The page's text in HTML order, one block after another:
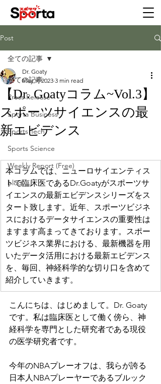
Post
全ての記事
Press Release
Sporta Business
Sports Tech
Sports Science
Weekly Report (Free)
blog
全ての記事
【Dr. Goatyコラム~Vol.3】
スポーツサイエンスの最
新エビデンス
Dr. Goaty
May 9, 2023 3 min read
本コラムでは、ニューロサイエンティス
トで臨床医であるDr.Goatyがスポーツサ
イエンスの最新エビデンスシリーズをス
タート致します。近年、スポーツビジネ
スにおけるデータサイエンスの重要性は
ますます高まってきております。スポー
ツビジネス業界における、最新機器を用
いたデータ活用における最新エビデンス
を、毎回、神経科学的な切り口を含めて
紹介していきます。
こんにちは、はじめまして。Dr. Goaty
です。私は臨床医として働く傍ら、神
経科学を専門とした研究者である現役
の医学研究者です。
今年のNBAプレーオフは、我らが誇る
日本人NBAプレーヤーであるブルック